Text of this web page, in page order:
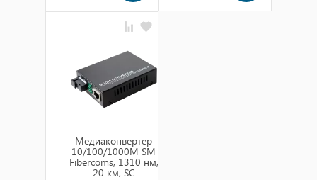
Медиаконвертер
10/100/1000M SM
Fibercoms, 1310 нм,
20 км, SC